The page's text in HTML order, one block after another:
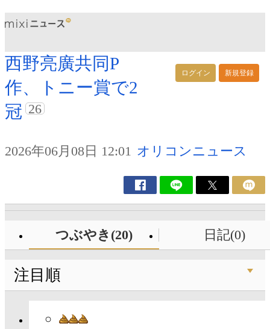
ログイン 新規登録
西野亮廣共同P
作、トニー賞で2
冠 26
2026年06月08日 12:01 オリコンニュース
つぶやき(20) 日記(0)
注目順